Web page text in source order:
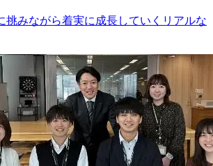
挑みながら着実に成長していくリアルな